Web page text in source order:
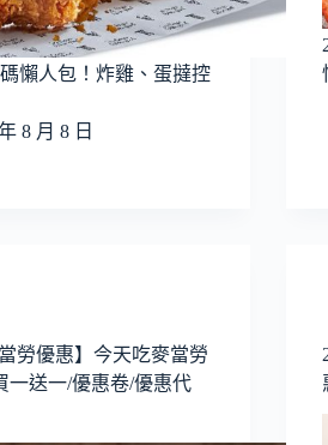
懶人包！炸雞、蛋撻控
8 月 8 日
勞優惠】今天吃麥當勞
一送一/優惠卷/優惠代